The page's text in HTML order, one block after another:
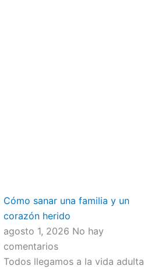
Cómo sanar una familia y un
corazón herido
agosto 1, 2026 No hay
comentarios
Todos llegamos a la vida adulta